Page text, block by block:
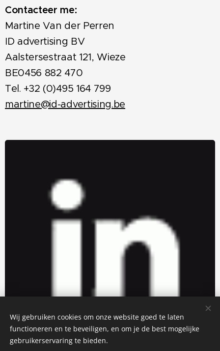
Contacteer me:
Martine Van der Perren
ID advertising BV
Aalstersestraat 121, Wieze
BE0456 882 470
Tel. +32 (0)495 164 799
martine@id-advertising.be
Wij gebruiken cookies om onze website goed te laten
functioneren en te beveiligen, en om je de best mogelijke
gebruikerservaring te bieden.